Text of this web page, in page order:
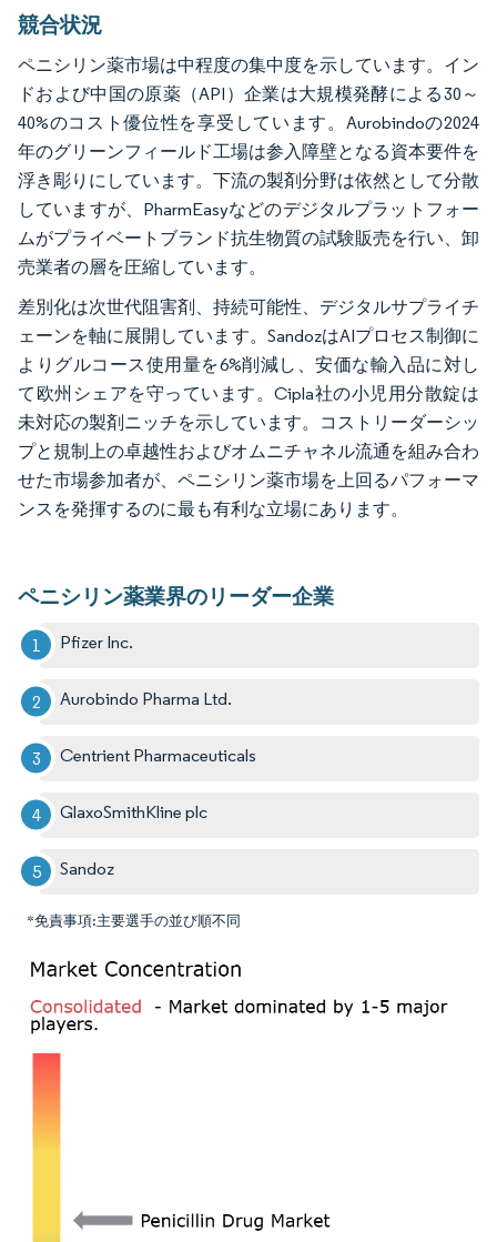
競合状況
ペニシリン薬市場は中程度の集中度を示しています。イン
ドおよび中国の原薬（API）企業は大規模発酵による30～
40%のコスト優位性を享受しています。Aurobindoの2024
年のグリーンフィールド工場は参入障壁となる資本要件を
浮き彫りにしています。下流の製剤分野は依然として分散
していますが、PharmEasyなどのデジタルプラットフォー
ムがプライベートブランド抗生物質の試験販売を行い、卸
売業者の層を圧縮しています。
差別化は次世代阻害剤、持続可能性、デジタルサプライチ
ェーンを軸に展開しています。SandozはAIプロセス制御に
よりグルコース使用量を6%削減し、安価な輸入品に対し
て欧州シェアを守っています。Cipla社の小児用分散錠は
未対応の製剤ニッチを示しています。コストリーダーシッ
プと規制上の卓越性およびオムニチャネル流通を組み合わ
せた市場参加者が、ペニシリン薬市場を上回るパフォーマ
ンスを発揮するのに最も有利な立場にあります。
ペニシリン薬業界のリーダー企業
Pfizer Inc.
Aurobindo Pharma Ltd.
Centrient Pharmaceuticals
GlaxoSmithKline plc
Sandoz
*免責事項:主要選手の並び順不同